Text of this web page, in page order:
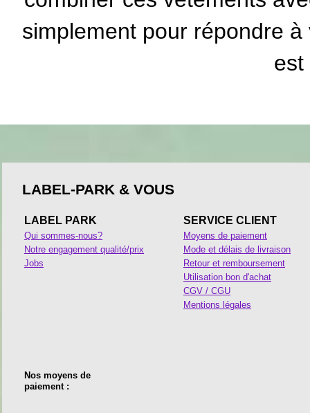
simplement pour répondre à
est
LABEL-PARK & VOUS
LABEL PARK
Qui sommes-nous?
Notre engagement qualité/prix
Jobs
SERVICE CLIENT
Moyens de paiement
Mode et délais de livraison
Retour et remboursement
Utilisation bon d'achat
CGV / CGU
Mentions légales
Nos moyens de
paiement :